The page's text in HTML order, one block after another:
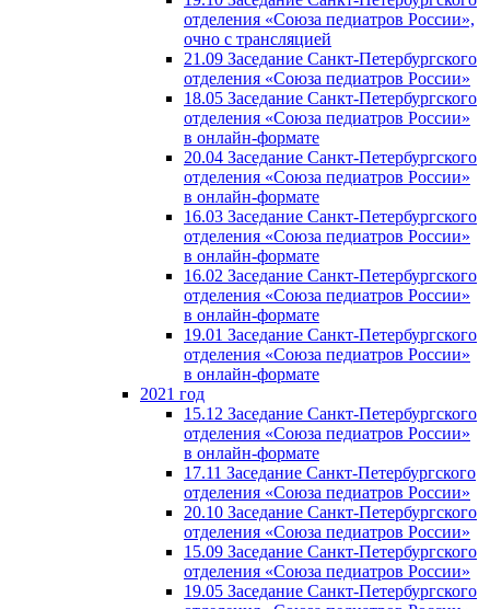
отделения «Союза педиатров России»,
очно с трансляцией
21.09 Заседание Санкт-Петербургского
отделения «Союза педиатров России»
18.05 Заседание Санкт-Петербургского
отделения «Союза педиатров России»
в онлайн-формате
20.04 Заседание Санкт-Петербургского
отделения «Союза педиатров России»
в онлайн-формате
16.03 Заседание Санкт-Петербургского
отделения «Союза педиатров России»
в онлайн-формате
16.02 Заседание Санкт-Петербургского
отделения «Союза педиатров России»
в онлайн-формате
19.01 Заседание Санкт-Петербургского
отделения «Союза педиатров России»
в онлайн-формате
2021 год
15.12 Заседание Санкт-Петербургского
отделения «Союза педиатров России»
в онлайн-формате
17.11 Заседание Санкт-Петербургского
отделения «Союза педиатров России»
20.10 Заседание Санкт-Петербургского
отделения «Союза педиатров России»
15.09 Заседание Санкт-Петербургского
отделения «Союза педиатров России»
19.05 Заседание Санкт-Петербургского